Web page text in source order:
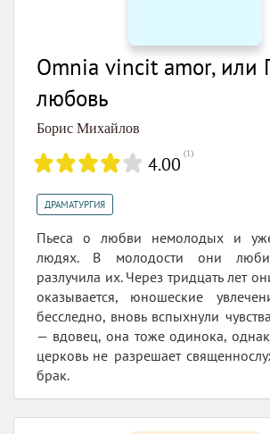
Omnia vincit amor, или
любовь
Борис Михайлов
4.00 (1)
ДРАМАТУРГИЯ
Пьеса о любви немолодых и уже
людях. В молодости они
разлучила их. Через тридцать лет
оказывается, юношеские
бесследно, вновь вспыхнули
— вдовец, она тоже одинока,
церковь не разрешает
брак.